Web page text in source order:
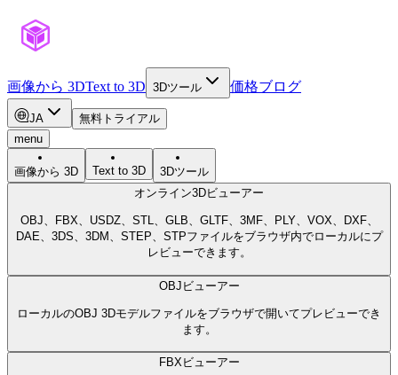
画像から 3DText to 3D 3Dツール 価格ブログ
JA
無料トライアル
menu
画像から 3D Text to 3D
3Dツール
オンライン3Dビューアー
OBJ、FBX、USDZ、STL、GLB、GLTF、3MF、PLY、VOX、DXF、
DAE、3DS、3DM、STEP、STPファイルをブラウザ内でローカルにプ
レビューできます。
OBJビューアー
ローカルのOBJ 3Dモデルファイルをブラウザで開いてプレビューでき
ます。
FBXビューアー